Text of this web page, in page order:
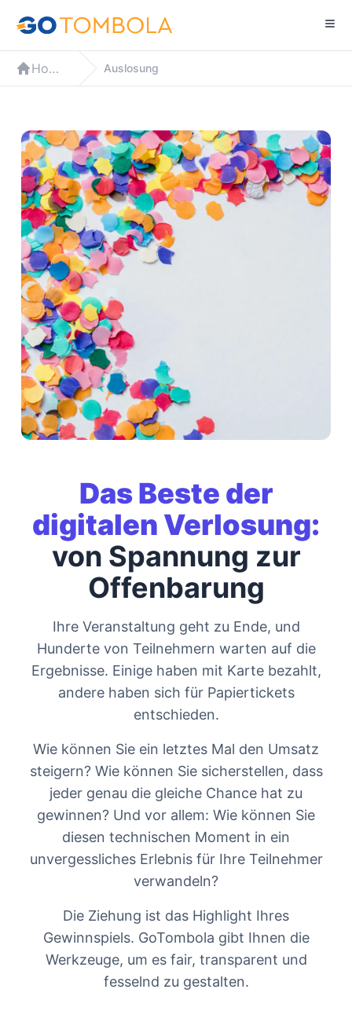
Home Auslosung
Das Beste der
digitalen Verlosung:
von Spannung zur
Offenbarung
Ihre Veranstaltung geht zu Ende, und
Hunderte von Teilnehmern warten auf die
Ergebnisse. Einige haben mit Karte bezahlt,
andere haben sich für Papiertickets
entschieden.
Wie können Sie ein letztes Mal den Umsatz
steigern? Wie können Sie sicherstellen, dass
jeder genau die gleiche Chance hat zu
gewinnen? Und vor allem: Wie können Sie
diesen technischen Moment in ein
unvergessliches Erlebnis für Ihre Teilnehmer
verwandeln?
Die Ziehung ist das Highlight Ihres
Gewinnspiels. GoTombola gibt Ihnen die
Werkzeuge, um es fair, transparent und
fesselnd zu gestalten.